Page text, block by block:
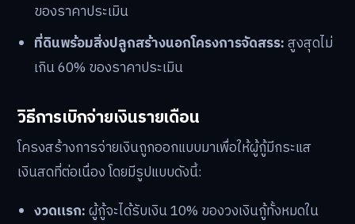
ของราคาประเมิน
ที่ดินพร้อมสิ่งปลูกสร้างนอกโครงการจัดสรร:สูงสุดไม่
เกิน 60% ของราคาประเมิน
วิธีการเบิกจ่ายเงินรายเดือน
โครงสร้างการจ่ายเงินถูกออกแบบมาเพื่อให้ผู้กู้มีกระแส
เงินสดที่ต่อเนื่อง โดยมีรูปแบบดังนี้:
งวดแรก:ผู้กู้จะได้รับเงิน 10% ของวงเงินกู้ทั้งหมดใน